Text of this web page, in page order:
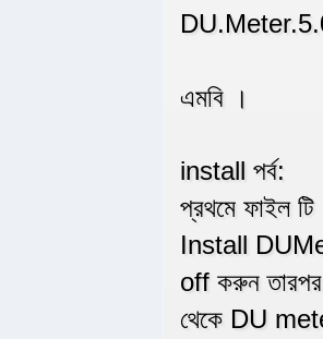
এমবি ।
install পর্ব:
প্রথমে ফাইল
Install
off করুন
থেকে DU